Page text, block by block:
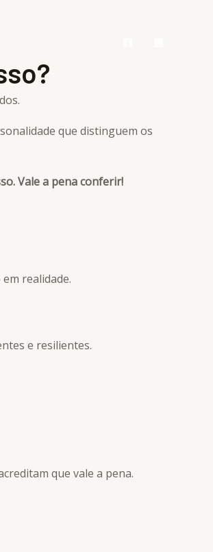
que distinguem os
Vale a pena conferir!
realidade.
e resilientes.
que vale a pena.